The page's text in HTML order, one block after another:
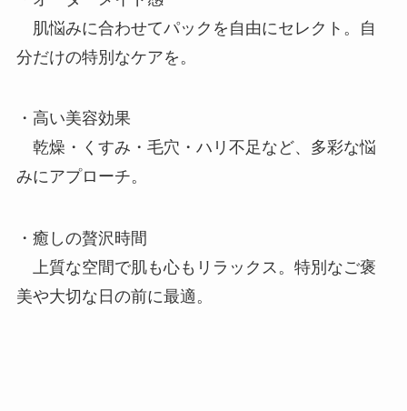
肌悩みに合わせてパックを自由にセレクト。自
分だけの特別なケアを。
・高い美容効果
乾燥・くすみ・毛穴・ハリ不足など、多彩な悩
みにアプローチ。
・癒しの贅沢時間
上質な空間で肌も心もリラックス。特別なご褒
美や大切な日の前に最適。